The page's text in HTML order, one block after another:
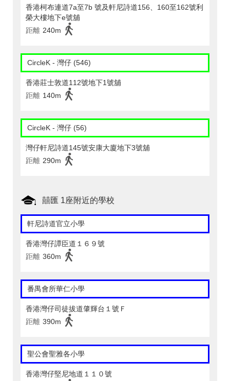
香港柯布連道7a至7b 號及軒尼詩道156、160至162號利
榮大樓地下e號舖
距離 240m
CircleK - 灣仔 (546)
香港莊士敦道112號地下1號舖
距離 140m
CircleK - 灣仔 (56)
灣仔軒尼詩道145號安康大廈地下3號舖
距離 290m
囍匯 1座附近的學校
軒尼詩道官立小學
香港灣仔譚臣道１６９號
距離 360m
番禺會所華仁小學
香港灣仔司徒拔道肇輝台１號Ｆ
距離 390m
聖公會聖雅各小學
香港灣仔堅尼地道１１０號